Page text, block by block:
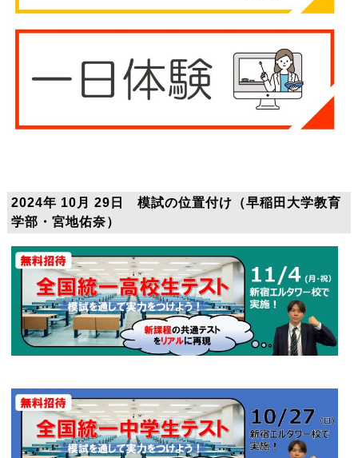
2024年 10月 29日 模試の位置付け（早稲田大学教育
学部・宮地佑奈）